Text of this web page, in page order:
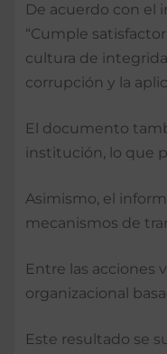
De acuerdo con el
“Cumple
cultura de
corrupción y la
El documento
institución, lo que
Asimismo, el
mecanismos de
Entre las acciones
organizacional
Este resultado se